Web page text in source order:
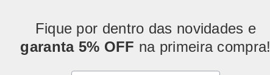
Fique por dentro das novidades e
garanta 5% OFF na primeira compra!